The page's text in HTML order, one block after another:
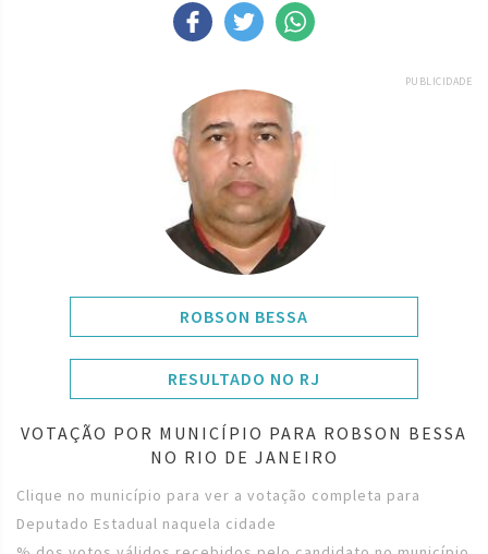
PUBLICIDADE
ROBSON BESSA
RESULTADO NO RJ
VOTAÇÃO POR MUNICÍPIO PARA ROBSON BESSA
NO RIO DE JANEIRO
Clique no município para ver a votação completa para
Deputado Estadual naquela cidade